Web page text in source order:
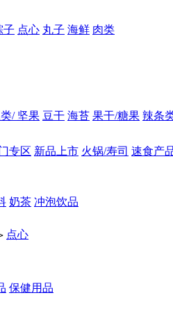
子 点心 丸子 海鲜 肉类
/ 坚果 豆干 海苔 果干/糖果 辣条
奶茶 冲泡饮品
保健用品
专区 新品上市 火锅/寿司 速食产
点心